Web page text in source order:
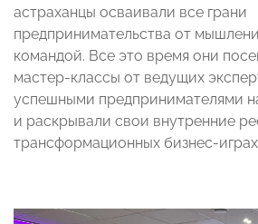
астраханцы осваивали все грани
предпринимательства от
командой. Все это время они
мастер-классы от ведущих
успешными предпринимателями
и раскрывали свои внутренние
трансформационных бизнес-